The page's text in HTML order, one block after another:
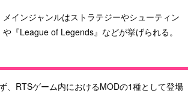
インジャンルはストラテジーやシューティン
『League of Legends』などが挙げられる。
、RTSゲーム内におけるMODの1種として登場